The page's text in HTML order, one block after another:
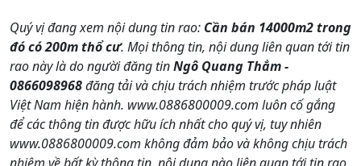
Quý vị đang xem nội dung tin rao: Cần bán 14000m2 trong
đó có 200m thổ cư. Mọi thông tin, nội dung liên quan tới tin
rao này là do người đăng tinNgô Quang Thắm -
0866098968đăng tải và chịu trách nhiệm trước pháp luật
Việt Nam hiện hành. www.0886800009.com luôn cố gắng
để các thông tin được hữu ích nhất cho quý vị, tuy nhiên
www.0886800009.com không đảm bảo và không chịu trách
nhiệm về bất kỳ thông tin, nội dung nào liên quan tới tin rao